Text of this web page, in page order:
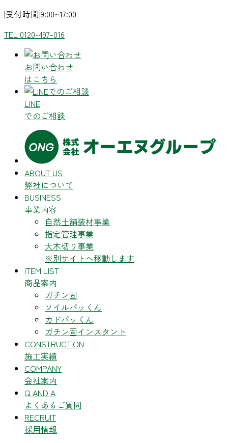
[受付時間]9:00~17:00
TEL 0120-497-016
お問い合わせ
はこちら
LINE
でのご相談
ABOUT US
弊社について
BUSINESS
事業内容
自然土舗装材事業
指定管理事業
大木切り事業
※別サイトへ移動します
ITEM LIST
商品案内
ガチン固
ソイルパッくん
カドパッくん
ガチン固インスタント
CONSTRUCTION
施工実績
COMPANY
会社案内
Q AND A
よくあるご質問
RECRUIT
採用情報